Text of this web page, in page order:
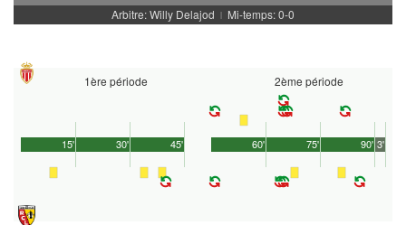
Arbitre: Willy Delajod
| Mi-temps: 0-0
1ère période
45'
15' 30'
2ème période
90'
60' 75' 3'